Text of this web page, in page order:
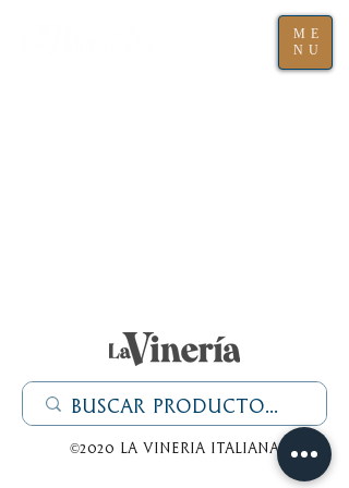
ME
NU
©2020 La Vineria italiana